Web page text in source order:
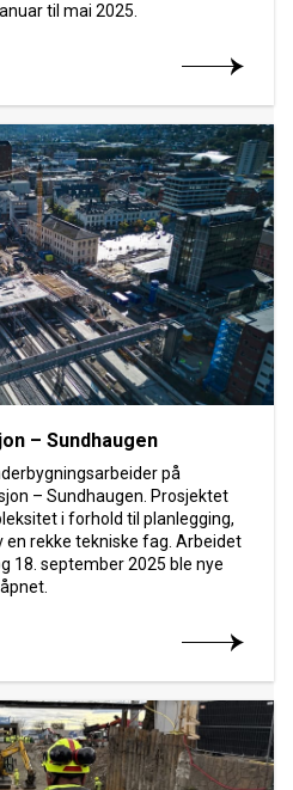
til mai 2025.
– Sundhaugen
på
– Sundhaugen. Prosjektet
i forhold til planlegging,
en rekke tekniske fag. Arbeidet
18. september 2025 ble nye